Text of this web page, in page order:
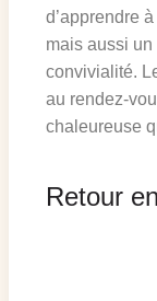
d’apprendre
mais aussi un
convivialité.
au rendez-
chaleureuse
Retour